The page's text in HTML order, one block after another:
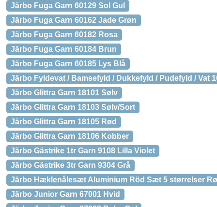
Järbo Fuga Garn 60129 Sol Gul
Järbo Fuga Garn 60162 Jade Grøn
Järbo Fuga Garn 60182 Rosa
Järbo Fuga Garn 60184 Brun
Järbo Fuga Garn 60185 Lys Blå
Järbo Fyldevat / Bamsefyld / Dukkefyld / Pudefyld / Vat
Järbo Glittra Garn 18101 Sølv
Järbo Glittra Garn 18103 Sølv/Sort
Järbo Glittra Garn 18105 Rød
Järbo Glittra Garn 18106 Kobber
Järbo Gästrike 1tr Garn 9108 Lilla Violet
Järbo Gästrike 3tr Garn 9304 Grå
Järbo Hæklenålesæt Aluminium Röd Sæt 5 størrelser
Järbo Junior Garn 67001 Hvid